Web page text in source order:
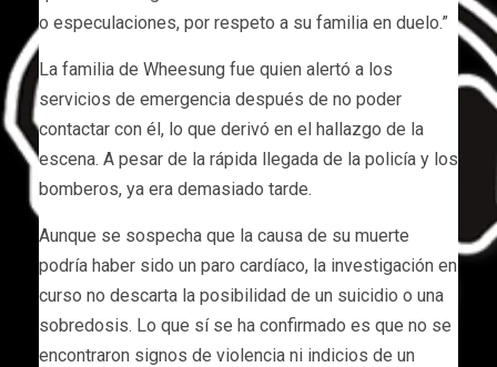
o especulaciones, por respeto a su familia en duelo.”
La familia de Wheesung fue quien alertó a los
servicios de emergencia después de no poder
contactar con él, lo que derivó en el hallazgo de la
escena. A pesar de la rápida llegada de la policía y los
bomberos, ya era demasiado tarde.
Aunque se sospecha que la causa de su muerte
podría haber sido un paro cardíaco, la investigación en
curso no descarta la posibilidad de un suicidio o una
sobredosis. Lo que sí se ha confirmado es que no se
encontraron signos de violencia ni indicios de un